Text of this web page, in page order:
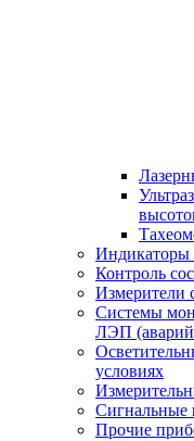
Индикаторы
Контроль
Измерители
Системы
ЛЭП
условиях
Прочие